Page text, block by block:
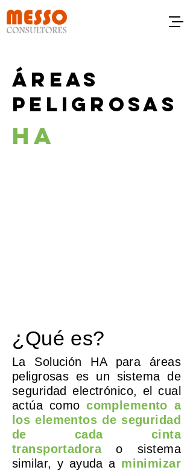
ÁREAS
PELIGROSAS
HA
¿Qué es?
La Solución HA para áreas
peligrosas es un sistema de
seguridad electrónico, el cual
actúa comocomplemento a
los elementos de seguridad
de cada cinta
transportadorao sistema
similar, y ayuda a minimizar